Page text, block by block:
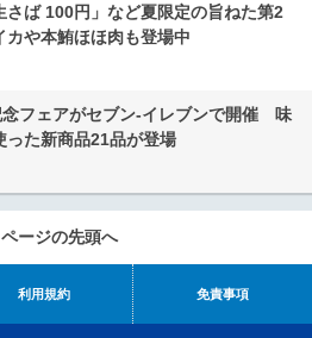
さば 100円」など夏限定の旨ねた第2
カや本鮪ほほ肉も登場中
フェアがセブン-イレブンで開催 味
った新商品21品が登場
ページの先頭へ
利用規約 免責事項